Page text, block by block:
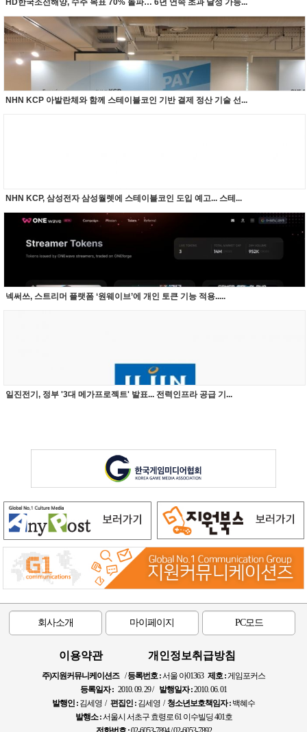
HD한국조선해양, 수주 목표 70% 돌파… 6년 연속 초과 달성 가능...
NHN KCP 아발란체와 함께 스테이블코인 기반 결제 정산 기술 선...
NHN KCP, 삼성전자 삼성월렛에 스테이블코인 도입 예고... 스테...
넥써쓰, 스트리머 플랫폼 ‘원웨이브’에 개인 토큰 기능 적용.....
일진전기, 정부 '3대 메가프로젝트' 발표... 전력인프라 공급 기...
회사소개 마이페이지 PC모드
이용약관 개인정보취급방침
주)지원커뮤니케이션즈/등록번호 :서울 아01363 제호 :게임포커스
등록일자 : 2010. 09. 29 / 발행일자 :2010. 06. 01
발행인 : 김세영 / 편집인 : 김세영 /청소년보호책임자 : 백혜수
발행소 :서울시 서초구 효령로 61 이수빌딩 401호